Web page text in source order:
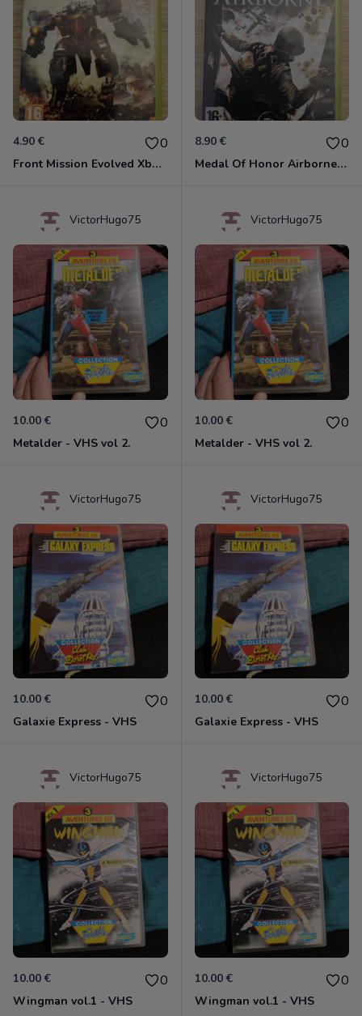
4.90 € 0
Front Mission Evolved Xbox 360
8.90 € 0
Medal Of Honor Airborne Xbox 360
VictorHugo75
10.00 € 0
Metalder - VHS vol 2.
VictorHugo75
10.00 € 0
Metalder - VHS vol 2.
VictorHugo75
10.00 € 0
Galaxie Express - VHS
VictorHugo75
10.00 € 0
Galaxie Express - VHS
VictorHugo75
10.00 € 0
Wingman vol.1 - VHS
VictorHugo75
10.00 € 0
Wingman vol.1 - VHS